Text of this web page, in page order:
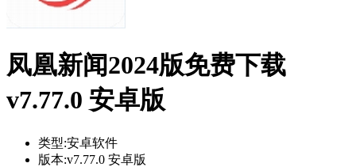
凤凰新闻2024版免费下载
v7.77.0 安卓版
类型:安卓软件
版本:v7.77.0 安卓版